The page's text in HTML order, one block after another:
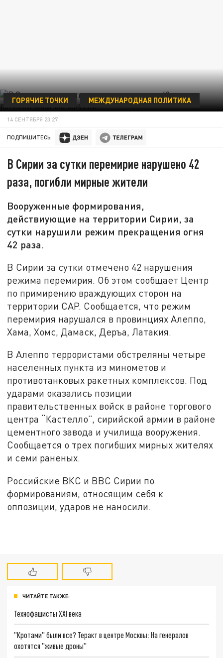
ГОРЯЧИЕ ТОЧКИ МЕЖДУНАРОДНАЯ ПОЛИТИКА
14 СЕНТЯБРЯ 23:27
ПОДПИШИТЕСЬ:
В Сирии за сутки перемирие нарушено 42
раза, погибли мирные жители
Вооруженные формирования,
действиующие на территории Сирии, за
сутки нарушили режим прекращения огня
42 раза.
В Сирии за сутки отмечено 42 нарушения
режима перемирия. Об этом сообщает Центр
по примирению враждующих сторон на
территории САР. Сообщается, что режим
перемирия нарушался в провинциях Алеппо,
Хама, Хомс, Дамаск, Деръа, Латакия.
В Алеппо террористами обстреляны четыре
населенных пункта из минометов и
противотанковых ракетных комплексов. Под
ударами оказались позиции
правительственных войск в районе торгового
центра “Кастелло”, сирийской армии в районе
цементного завода и училища вооружения.
Сообщается о трех погибших мирных жителях
и семи раненых.
Российские ВКС и ВВС Сирии по
формированиям, относящим себя к
оппозиции, ударов не наносили.
ЧИТАЙТЕ ТАКЖЕ:
Технофашисты XXI века
"Кротами" были все? Теракт в центре Москвы: На генералов
охотятся "живые дроны"